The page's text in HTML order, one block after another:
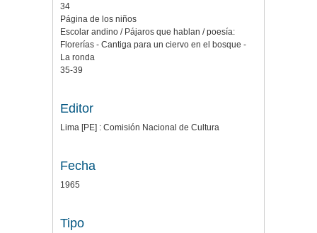
34
Página de los niños
Escolar andino / Pájaros que hablan / poesía:
Florerías - Cantiga para un ciervo en el bosque -
La ronda
35-39
Editor
Lima [PE] : Comisión Nacional de Cultura
Fecha
1965
Tipo